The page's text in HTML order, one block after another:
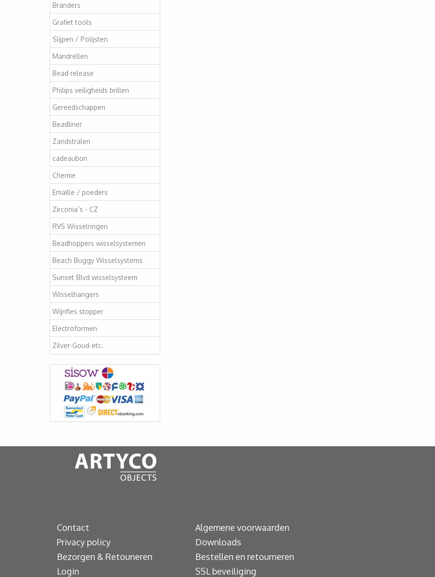
Branders
Grafiet tools
Slijpen / Polijsten
Mandrellen
Bead release
Philips veiligheids brillen
Gereedschappen
Beadliner
Zandstralen
cadeaubon
Chemie
Emaille / poeders
Zirconia`s - CZ
RVS Wisselringen
Beadhoppers wisselsystemen
Beach Buggy Wisselsystems
Sunset Blvd wisselsysteem
Wisselhangers
Wijnfles stopper
Electroformen
Zilver-Goud-etc.
.
Contact
Privacy policy
Bezorgen & Retouneren
Login
.
Algemene voorwaarden
Downloads
Bestellen en retourneren
SSL beveiliging